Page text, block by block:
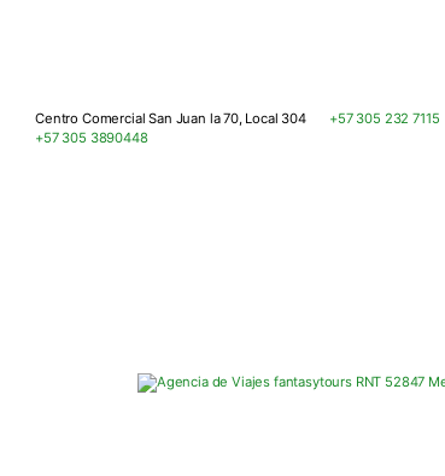
Centro Comercial San Juan la 70, Local 304
+57 305 232 7115
+57 305 3890448